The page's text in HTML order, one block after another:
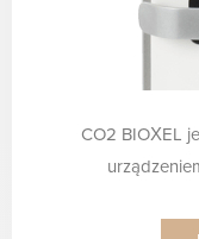
CO2 BIOXEL